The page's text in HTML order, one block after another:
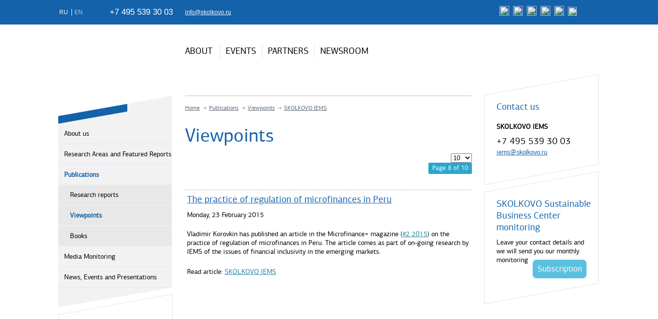
RU EN +7 495 539 30 03 info@skolkovo.ru
ABOUT EVENTS PARTNERS NEWSROOM
About us
Research Areas and Featured Reports
Publications
Research reports
Viewpoints
Books
Media Monitoring
News, Events and Presentations
Home Publications Viewpoints SKOLKOVO IEMS
Viewpoints
Page 8 of 10
The practice of regulation of microfinances in Peru
Monday, 23 February 2015
Vladimir Korovkin has published an article in the Microfinance+ magazine (#2 2015) on the
practice of regulation of microfinances in Peru. The article comes as part of on-going research by
IEMS of the issues of financial inclusivity in the emerging markets.
Read article: SKOLKOVO IEMS
Contact us
SKOLKOVO IEMS
+7 495 539 30 03
iems@skolkovo.ru
SKOLKOVO Sustainable
Business Center
monitoring
Leave your contact details and
we will send you our monthly
monitoring
Subscription